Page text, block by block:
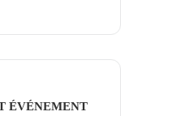
ÉVÉNEMENT